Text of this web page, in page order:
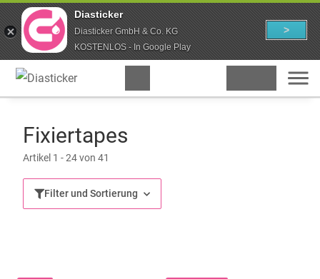
Diasticker
Diasticker GmbH & Co. KG
KOSTENLOS - In Google Play
>
Fixiertapes
Artikel 1 - 24 von 41
Filter und Sortierung